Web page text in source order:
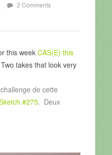
2 Comments
this week CAS(E) this
takes that look very
de cette
#275. Deux